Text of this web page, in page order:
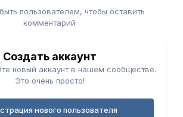
пользователем, чтобы оставить
комментарий
Создать аккаунт
новый аккаунт в нашем сообществе.
Это очень просто!
нового пользователя